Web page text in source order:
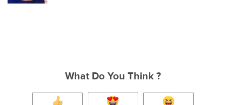
What Do You Think ?